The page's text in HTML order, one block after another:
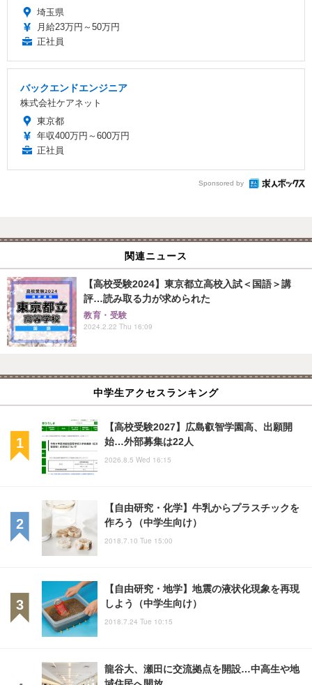
埼玉県
月給23万円～50万円
正社員
バックエンドエンジニア
株式会社ケアネット
東京都
年収400万円～600万円
正社員
Sponsored by
関連ニュース
【高校受験2024】東京都立高校入試＜国語＞講
評…読み取る力が求められた
教育・受験
2024.2.22 Thu 16:09
中学生アクセスランキング
【高校受験2027】広島叡智学園高、出願開
始…外部募集は22人
2026.8.5 Wed 16:15
【自由研究・化学】牛乳からプラスチックを
作ろう（中学生向け）
2018.7.10 Tue 15:00
【自由研究・地学】地震の液状化現象を再現
しよう（中学生向け）
2018.7.24 Tue 10:15
龍谷大、瀬田に交流拠点を開設…中高生や地